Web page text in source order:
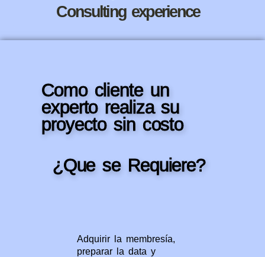
Consulting experience
Como cliente un
experto realiza su
proyecto sin costo
¿Que se Requiere?
Adquirir la membresía,
preparar la data y